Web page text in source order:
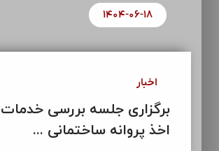
۱۴۰۴-۰۶-۱۸
اخبار
برگزاری جلسه بررسی
اخذ پروانه ساختمانی ...